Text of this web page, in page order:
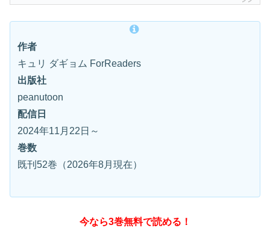
作者
キュリ ダギョム ForReaders
出版社
peanutoon
配信日
2024年11月22日～
巻数
既刊52巻（2026年8月現在）
今なら3巻無料で読める！